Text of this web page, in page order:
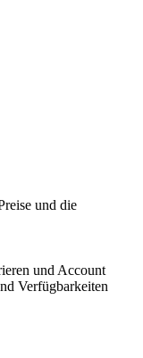
und die
und Account
Verfügbarkeiten